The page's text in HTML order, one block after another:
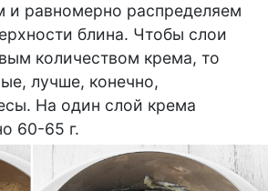
и равномерно распределяем
блина. Чтобы слои
количеством крема, то
лучше, конечно,
На один слой крема
60-65 г.